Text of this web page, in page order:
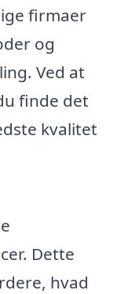
firmaer
og
Ved at
finde det
kvalitet
Dette
hvad